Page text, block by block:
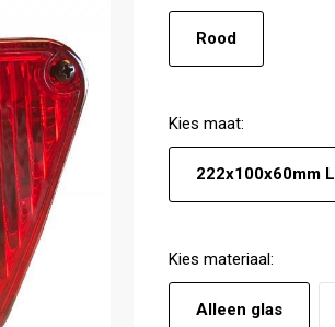
Rood
Kies maat:
222x100x60mm L
Kies materiaal:
Alleen glas